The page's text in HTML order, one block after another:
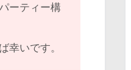
ーティー構
幸いです。